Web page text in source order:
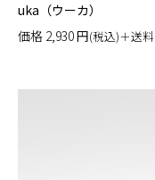
uka（ウーカ）
価格 2,930円(税込)＋送料